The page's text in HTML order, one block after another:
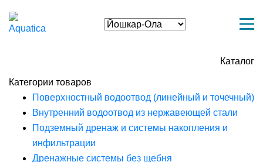
Каталог
Категории товаров
Поверхностный водоотвод (линейный и точечный)
Внутренний водоотвод из нержавеющей стали
Подземный дренаж и системы накопления и
инфильтрации
Дренажные системы без щебня